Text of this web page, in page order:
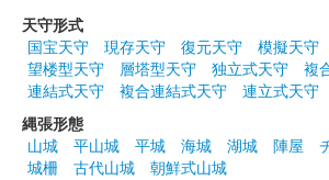
ジアムで購入すると付いてくる御城印。
白石城 御朱印（登閣記念
（令和6年）
天守形式
国宝天守
現存天守 復元天守 模擬天守
望楼型天守
層塔型天守 独立式天守
複
連結式天守
複合連結式天守
連立式天守
縄張形態
山城
平山城 平城 海城 湖城 陣屋
城柵
古代山城
朝鮮式山城